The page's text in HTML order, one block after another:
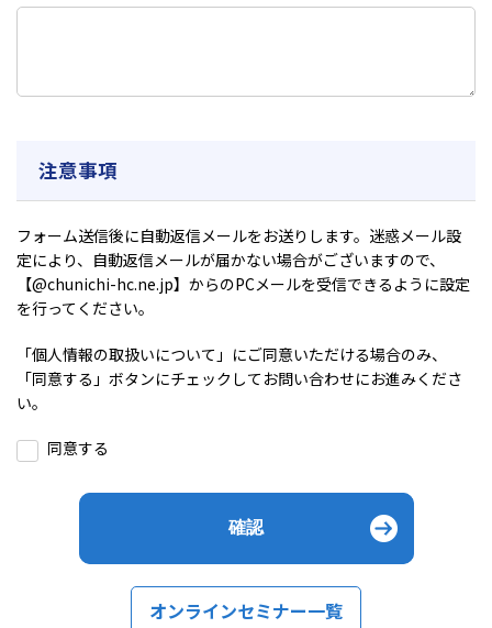
注意事項
フォーム送信後に自動返信メールをお送りします。迷惑メール設
定により、自動返信メールが届かない場合がございますので、
【@chunichi-hc.ne.jp】からのPCメールを受信できるように設定
を行ってください。
「個人情報の取扱いについて 」にご同意いただける場合のみ、
「同意する」ボタンにチェックしてお問い合わせにお進みくださ
い。
同意する
オンラインセミナー一覧